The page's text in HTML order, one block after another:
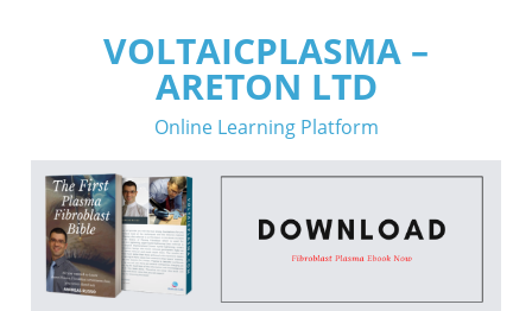
VOLTAICPLASMA –
ARETON LTD
Online Learning Platform